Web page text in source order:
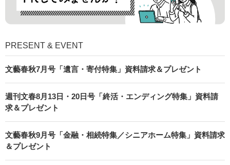
PRESENT & EVENT
文藝春秋7月号「遺言・寄付特集」資料請求＆プレゼント
週刊文春8月13日・20日号「終活・エンディング特集」資料請
求＆プレゼント
文藝春秋9月号「金融・相続特集／シニアホーム特集」資料請求
＆プレゼント